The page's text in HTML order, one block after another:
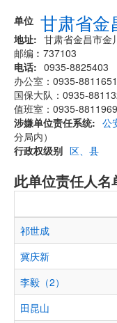
单位 甘肃省金
地址
甘肃省金昌市金
邮编︰737103
电话
0935-8825403
办公室：0935-
国保大队：0935-
值班室：0935-8811969
涉嫌单位责任系统
公
分局内）
行政权级别 区、县
此单位责任人名
祁世成
冀庆新
李毅（2）
田昆山